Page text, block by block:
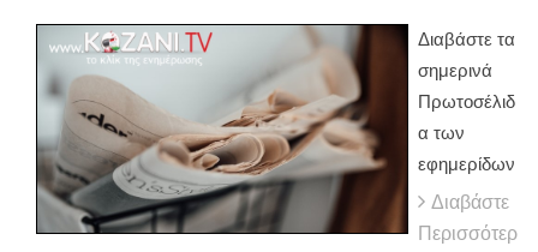
Διαβάστε τα
σημερινά
Πρωτοσέλιδ
α των
εφημερίδων
Διαβάστε
Περισσότερ